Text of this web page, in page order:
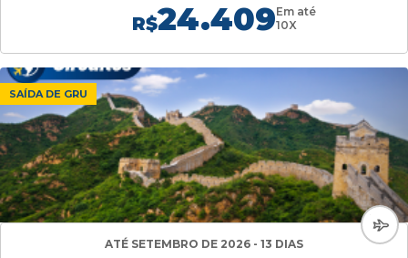
R$24.409Em até
10X
SAÍDA DE GRU
ATÉ SETEMBRO DE 2026 - 13 DIAS